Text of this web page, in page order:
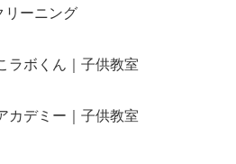
リーニング
ラボくん｜子供教室
カデミー｜子供教室